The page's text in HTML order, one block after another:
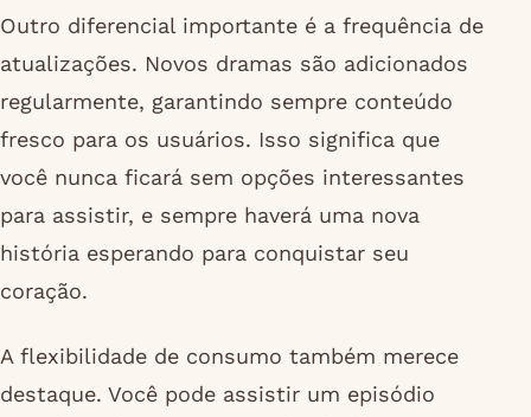
Outro diferencial importante é a frequência de
atualizações. Novos dramas são adicionados
regularmente, garantindo sempre conteúdo
fresco para os usuários. Isso significa que
você nunca ficará sem opções interessantes
para assistir, e sempre haverá uma nova
história esperando para conquistar seu
coração.
A flexibilidade de consumo também merece
destaque. Você pode assistir um episódio